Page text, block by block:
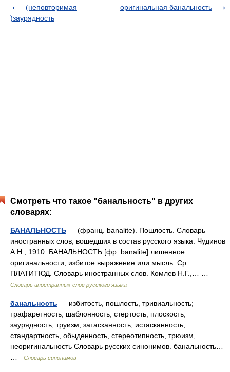
(неповторимая
)заурядность
оригинальная банальность
Смотреть что такое "банальность" в других
словарях:
БАНАЛЬНОСТЬ — (франц. banalite). Пошлость. Словарь
иностранных слов, вошедших в состав русского языка. Чудинов
А.Н., 1910. БАНАЛЬНОСТЬ [фр. banalite] лишенное
оригинальности, избитое выражение или мысль. Ср.
ПЛАТИТЮД. Словарь иностранных слов. Комлев Н.Г.,… …
Словарь иностранных слов русского языка
банальность — избитость, пошлость, тривиальность;
трафаретность, шаблонность, стертость, плоскость,
заурядность, труизм, затасканность, истасканность,
стандартность, обыденность, стереотипность, трюизм,
неоригинальность Словарь русских синонимов. банальность…
Словарь синонимов